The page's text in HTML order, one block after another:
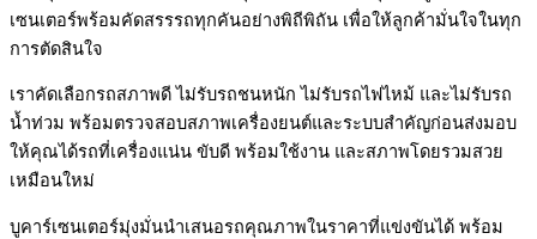
เซนเตอร์พร้อมคัดสรรรถทุกคันอย่างพิถีพิถัน เพื่อให้ลูกค้ามั่นใจในทุก
การตัดสินใจ
เราคัดเลือกรถสภาพดี ไม่รับรถชนหนัก ไม่รับรถไฟไหม้ และไม่รับรถ
น้ำท่วม พร้อมตรวจสอบสภาพเครื่องยนต์และระบบสำคัญก่อนส่งมอบ
ให้คุณได้รถที่เครื่องแน่น ขับดี พร้อมใช้งาน และสภาพโดยรวมสวย
เหมือนใหม่
บูคาร์เซนเตอร์มุ่งมั่นนำเสนอรถคุณภาพในราคาที่แข่งขันได้ พร้อม